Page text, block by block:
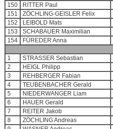
150
RITTER Paul
151
ZÖCHLING-GEISLER Felix
152
LEIBOLD Mats
153
SCHABAUER Maximilian
154
FÜREDER Anna
1 STRASSER Sebastian
2
HEIGL Philipp
3
REHBERGER Fabian
4
TEUBENBACHER Gerald
5
NIEDERWANGER Liam
6
HAUER Gerald
7
REITER Jakob
8
ZÖCHLING Andreas